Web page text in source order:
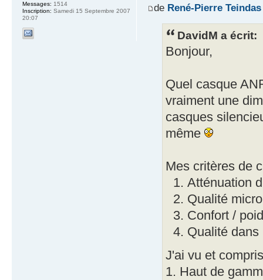
de René-Pierre Teindas
DavidM a écrit:
Bonjour,
Quel casque
vraiment une
casques
même
Mes critères de
Atténuation
Qualité micro
Confort /
Qualité dans
J'ai vu et
1. Haut de
Messages: 1514
Inscription: Samedi 15 Septembre 2007
20:07